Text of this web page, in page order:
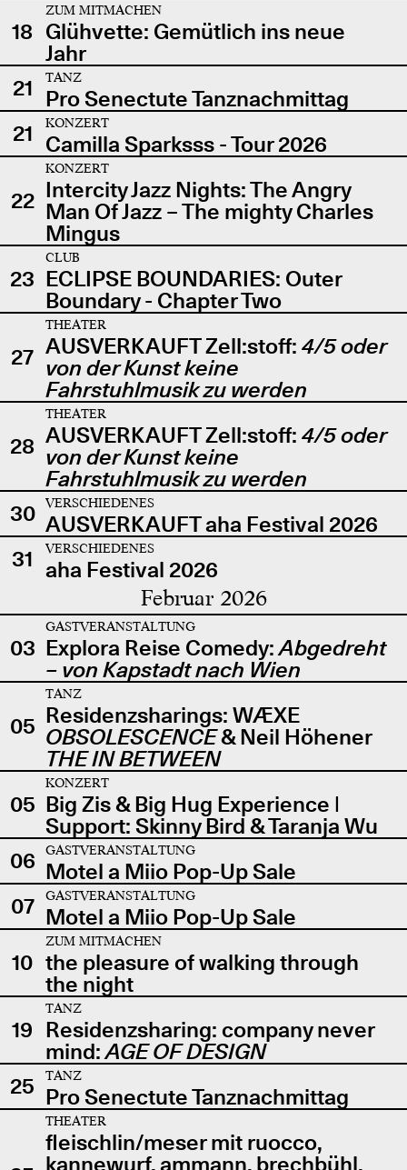
18
ZUM MITMACHEN
Glühvette: Gemütlich ins neue
Jahr
21
TANZ
Pro Senectute Tanznachmittag
21
KONZERT
Camilla Sparksss - Tour 2026
22
KONZERT
Intercity Jazz Nights: The Angry
Man Of Jazz – The mighty Charles
Mingus
23
CLUB
ECLIPSE BOUNDARIES: Outer
Boundary - Chapter Two
27
THEATER
AUSVERKAUFT Zell:stoff: 4/5 oder
von der Kunst keine
Fahrstuhlmusik zu werden
28
THEATER
AUSVERKAUFT Zell:stoff: 4/5 oder
von der Kunst keine
Fahrstuhlmusik zu werden
30
VERSCHIEDENES
AUSVERKAUFT aha Festival 2026
31
VERSCHIEDENES
aha Festival 2026
Februar 2026
03
GASTVERANSTALTUNG
Explora Reise Comedy:Abgedreht
– von Kapstadt nach Wien
05
TANZ
Residenzsharings: WÆXE
OBSOLESCENCE& Neil Höhener
THE IN BETWEEN
05
KONZERT
Big Zis & Big Hug Experience |
Support: Skinny Bird & Taranja Wu
06
GASTVERANSTALTUNG
Motel a Miio Pop-Up Sale
07
GASTVERANSTALTUNG
Motel a Miio Pop-Up Sale
10
ZUM MITMACHEN
the pleasure of walking through
the night
19
TANZ
Residenzsharing: company never
mind:AGE OF DESIGN
25
TANZ
Pro Senectute Tanznachmittag
THEATER
fleischlin/meser mit ruocco,
kannewurf, ammann, brechbühl,